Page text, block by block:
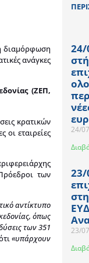
διαμόρφωση
ανάγκες
(ΖΕΠ,
κρατικών
εταιρείες
των
αντίκτυπο
όπως
των 351
«υπάρχουν
24/
24/
23/
23/